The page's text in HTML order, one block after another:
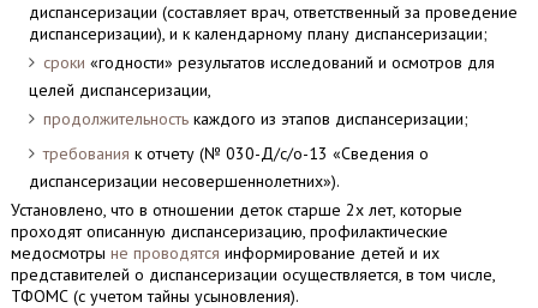
диспансеризации (составляет врач, ответственный за проведение
диспансеризации), и к календарному плану диспансеризации;
сроки «годности» результатов исследований и осмотров для
целей диспансеризации,
продолжительностькаждого из этапов диспансеризации;
требования к отчету (№ 030-Д/с/о-13 «Сведения о
диспансеризации несовершеннолетних»).
Установлено, что в отношении деток старше 2х лет, которые
проходят описанную диспансеризацию, профилактические
медосмотры не проводятся информирование детей и их
представителей о диспансеризации осуществляется, в том числе,
ТФОМС (с учетом тайны усыновления).